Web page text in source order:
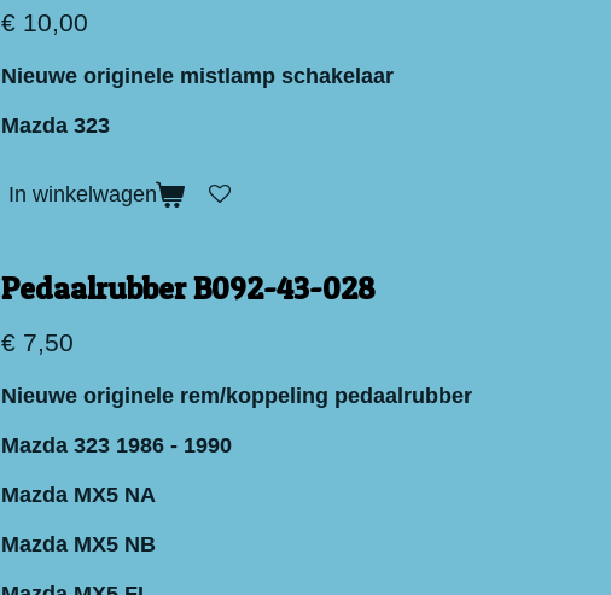
€ 10,00
Nieuwe originele mistlamp schakelaar
Mazda 323
In winkelwagen
Pedaalrubber B092-43-028
€ 7,50
Nieuwe originele rem/koppeling pedaalrubber
Mazda 323 1986 - 1990
Mazda MX5 NA
Mazda MX5 NB